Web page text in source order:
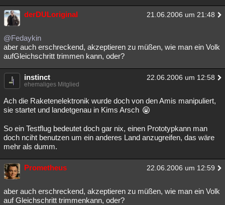
derDULoriginal 21.06.2006 um 21:48
@Fedaykin
aber auch erschreckend, akzeptieren zu müßen, wie man ein Volk
aufGleichschritt trimmen kann, oder?
instinct 22.06.2006 um 12:58
ehemaliges Mitglied
Ach die Raketenelektronik wurde doch von den Amis manipuliert,
sie startet und landetgenau in Kims Arsch
So ein Testflug bedeutet doch gar nix, einen Prototypkann man
doch nciht benutzen um ein anderes Land anzugreifen, das wäre
mehr als dumm.
Prometheus 22.06.2006 um 12:59
aber auch erschreckend, akzeptieren zu müßen, wie man ein Volk
auf Gleichschritt trimmenkann, oder?